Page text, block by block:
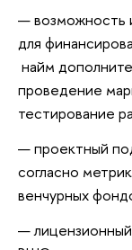
возможность
для
найм
проведение
тестирование
проектный
согласно
венчурных